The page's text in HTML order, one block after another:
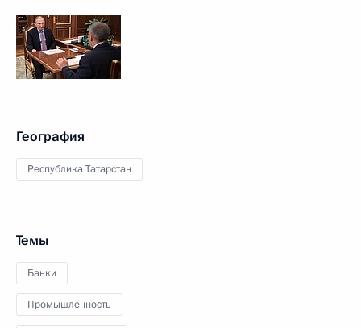
География
Республика Татарстан
Темы
Банки
Промышленность